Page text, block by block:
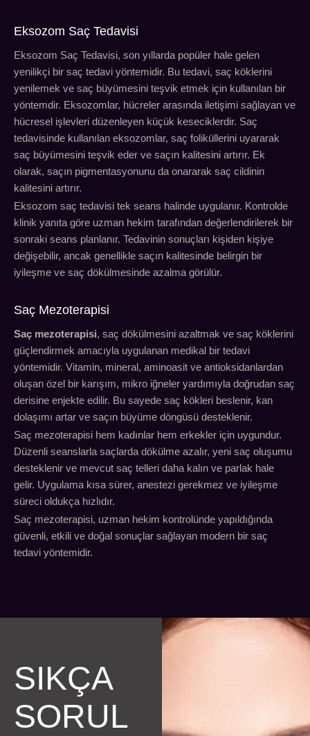
Eksozom Saç Tedavisi
Eksozom Saç Tedavisi, son yıllarda popüler hale gelen
yenilikçi bir saç tedavi yöntemidir. Bu tedavi, saç köklerini
yenilemek ve saç büyümesini teşvik etmek için kullanılan bir
yöntemdir. Eksozomlar, hücreler arasında iletişimi sağlayan ve
hücresel işlevleri düzenleyen küçük keseciklerdir. Saç
tedavisinde kullanılan eksozomlar, saç foliküllerini uyararak
saç büyümesini teşvik eder ve saçın kalitesini artırır. Ek
olarak, saçın pigmentasyonunu da onararak saç cildinin
kalitesini artırır.
Eksozom saç tedavisi tek seans halinde uygulanır. Kontrolde
klinik yanıta göre uzman hekim tarafından değerlendirilerek bir
sonraki seans planlanır. Tedavinin sonuçları kişiden kişiye
değişebilir, ancak genellikle saçın kalitesinde belirgin bir
iyileşme ve saç dökülmesinde azalma görülür.
Saç Mezoterapisi
Saç mezoterapisi, saç dökülmesini azaltmak ve saç köklerini
güçlendirmek amacıyla uygulanan medikal bir tedavi
yöntemidir. Vitamin, mineral, aminoasit ve antioksidanlardan
oluşan özel bir karışım, mikro iğneler yardımıyla doğrudan saç
derisine enjekte edilir. Bu sayede saç kökleri beslenir, kan
dolaşımı artar ve saçın büyüme döngüsü desteklenir.
Saç mezoterapisi hem kadınlar hem erkekler için uygundur.
Düzenli seanslarla saçlarda dökülme azalır, yeni saç oluşumu
desteklenir ve mevcut saç telleri daha kalın ve parlak hale
gelir. Uygulama kısa sürer, anestezi gerekmez ve iyileşme
süreci oldukça hızlıdır.
Saç mezoterapisi, uzman hekim kontrolünde yapıldığında
güvenli, etkili ve doğal sonuçlar sağlayan modern bir saç
tedavi yöntemidir.
SIKÇA
SORUL